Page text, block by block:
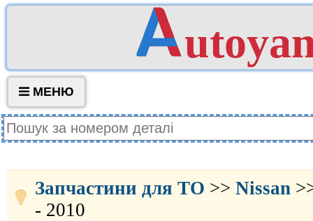
МЕНЮ
Запчастини для ТО >> Nissan
- 2010